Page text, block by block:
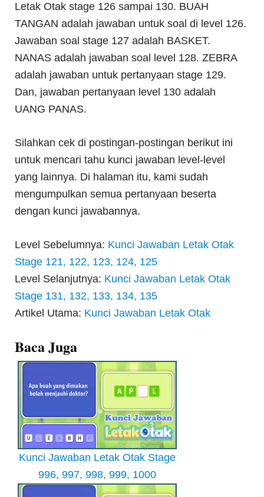
Letak Otak stage 126 sampai 130. BUAH
TANGAN adalah jawaban untuk soal di level 126.
Jawaban soal stage 127 adalah BASKET.
NANAS adalah jawaban soal level 128. ZEBRA
adalah jawaban untuk pertanyaan stage 129.
Dan, jawaban pertanyaan level 130 adalah
UANG PANAS.
Silahkan cek di postingan-postingan berikut ini
untuk mencari tahu kunci jawaban level-level
yang lainnya. Di halaman itu, kami sudah
mengumpulkan semua pertanyaan beserta
dengan kunci jawabannya.
Level Sebelumnya: Kunci Jawaban Letak Otak
Stage 121, 122, 123, 124, 125
Level Selanjutnya: Kunci Jawaban Letak Otak
Stage 131, 132, 133, 134, 135
Artikel Utama: Kunci Jawaban Letak Otak
Baca Juga
Kunci Jawaban Letak Otak Stage
996, 997, 998, 999, 1000